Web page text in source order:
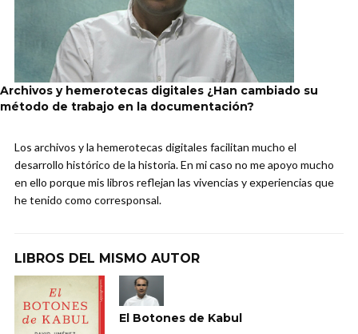
Archivos y hemerotecas digitales ¿Han cambiado su
método de trabajo en la documentación?
Los archivos y la hemerotecas digitales facilitan mucho el
desarrollo histórico de la historia. En mi caso no me apoyo mucho
en ello porque mis libros reflejan las vivencias y experiencias que
he tenido como corresponsal.
LIBROS DEL MISMO AUTOR
El Botones de Kabul